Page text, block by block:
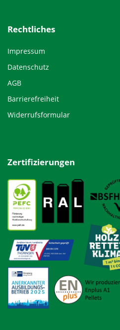
Rechtliches
Impressum
Datenschutz
AGB
Barrierefreiheit
Widerrufsformular
Zertifizierungen